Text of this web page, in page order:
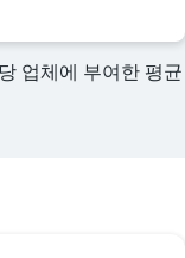
업체에 부여한 평균